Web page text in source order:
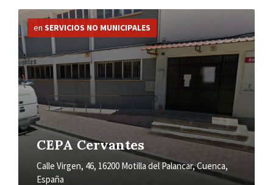
CEPA Cervantes
Calle Virgen, 46, 16200 Motilla del Palancar, Cuenca,
España
en SERVICIOS NO MUNICIPALES
Más
información